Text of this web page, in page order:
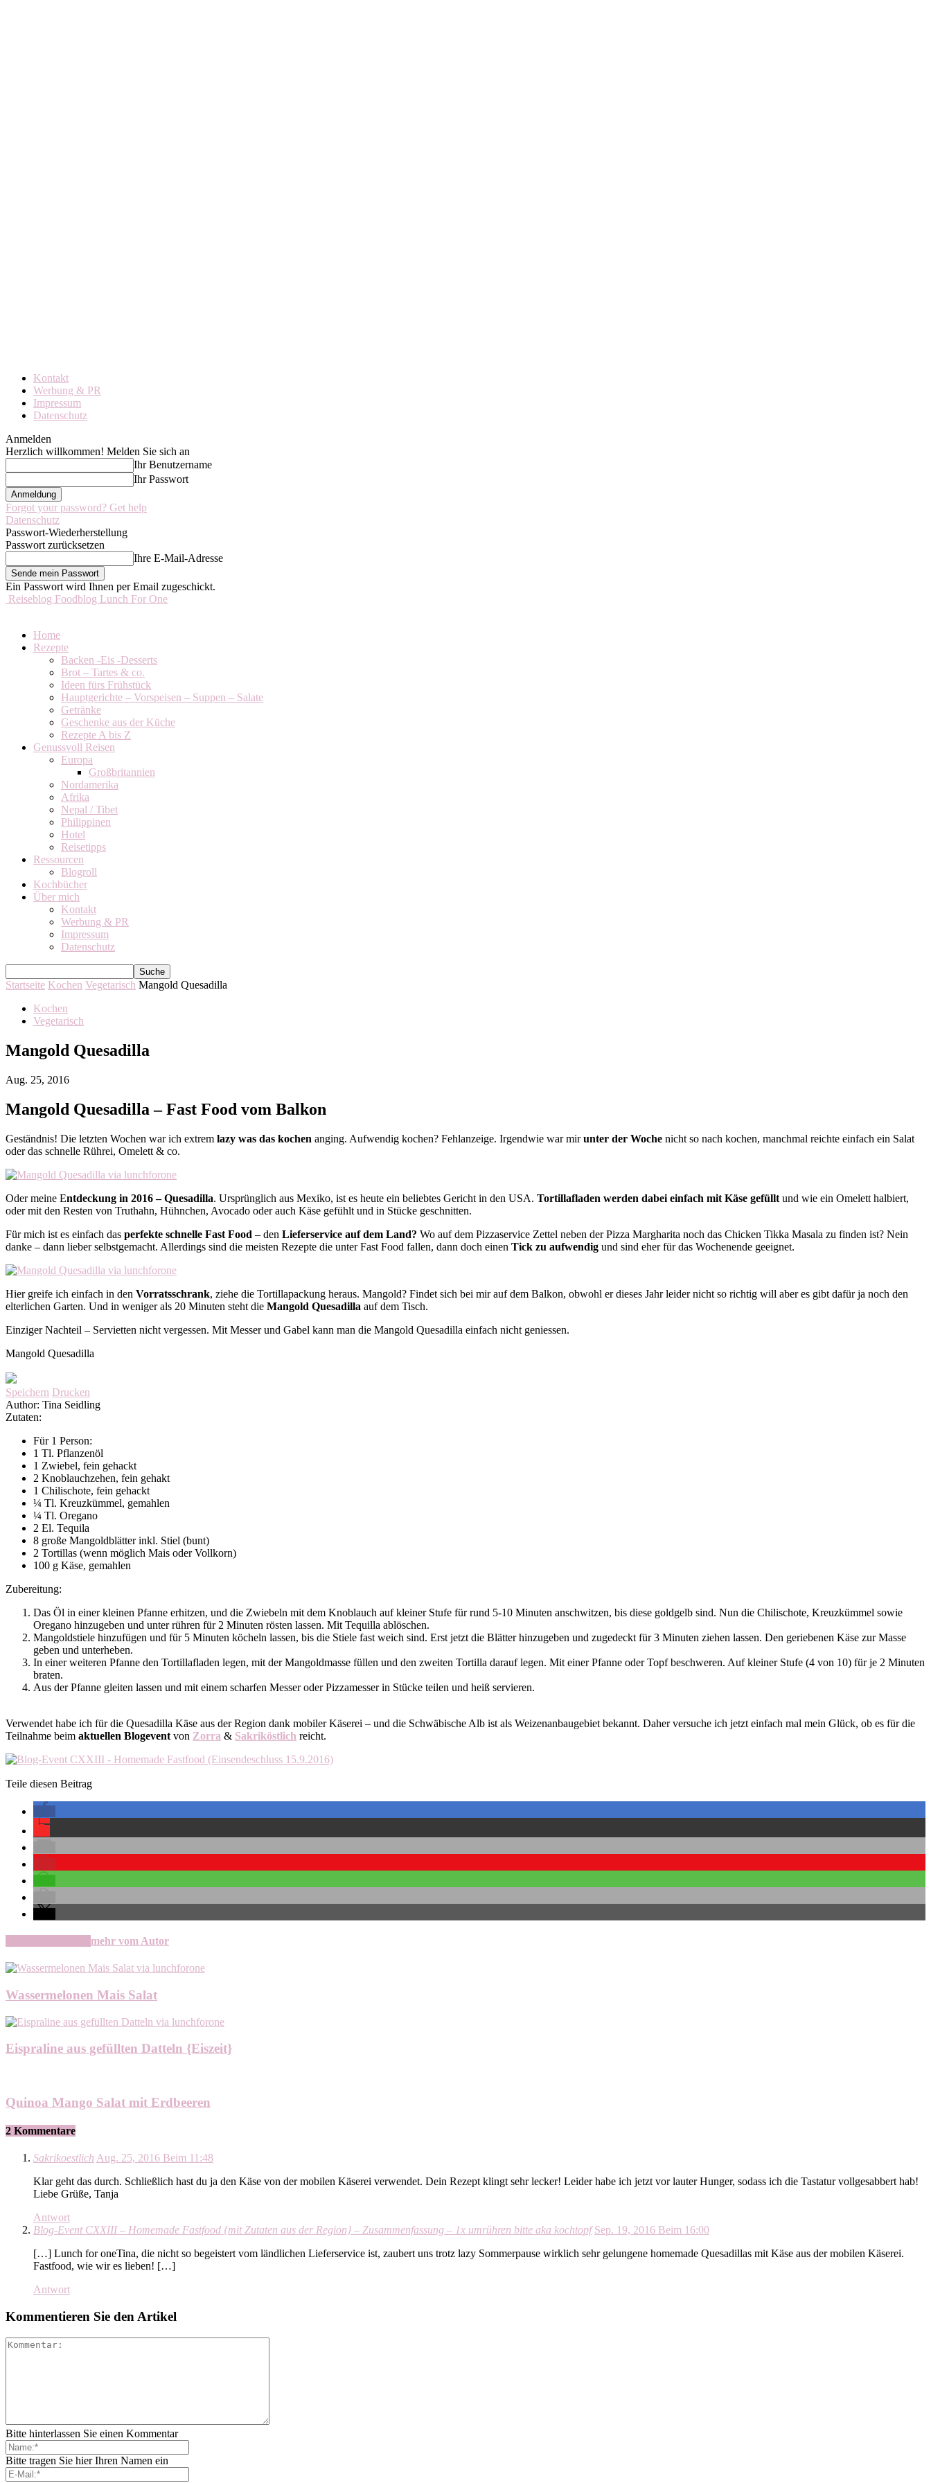
Kontakt
Werbung & PR
Impressum
Datenschutz
Anmelden
Herzlich willkommen! Melden Sie sich an
Ihr Benutzername
Ihr Passwort
Forgot your password? Get help
Datenschutz
Passwort-Wiederherstellung
Passwort zurücksetzen
Ihre E-Mail-Adresse
Ein Passwort wird Ihnen per Email zugeschickt.
Reiseblog Foodblog Lunch For One
Home
Rezepte
Backen -Eis -Desserts
Brot – Tartes & co.
Ideen fürs Frühstück
Hauptgerichte – Vorspeisen – Suppen – Salate
Getränke
Geschenke aus der Küche
Rezepte A bis Z
Genussvoll Reisen
Europa
Großbritannien
Nordamerika
Afrika
Nepal / Tibet
Philippinen
Hotel
Reisetipps
Ressourcen
Blogroll
Kochbücher
Über mich
Kontakt
Werbung & PR
Impressum
Datenschutz
Startseite Kochen Vegetarisch Mangold Quesadilla
Kochen
Vegetarisch
Mangold Quesadilla
Aug. 25, 2016
Mangold Quesadilla – Fast Food vom Balkon
Geständnis! Die letzten Wochen war ich extrem lazy was das kochen anging. Aufwendig kochen? Fehlanzeige. Irgendwie war mirunter der Woche nicht so nach kochen, manchmal reichte einfach ein Salat
oder das schnelle Rührei, Omelett & co.
Oder meine Entdeckung in 2016 – Quesadilla. Ursprünglich aus Mexiko, ist es heute ein beliebtes Gericht in den USA. Tortillafladen werden dabei einfach mit Käse gefüllt und wie ein Omelett halbiert,
oder mit den Resten von Truthahn, Hühnchen, Avocado oder auch Käse gefühlt und in Stücke geschnitten.
Für mich ist es einfach das perfekte schnelle Fast Food – den Lieferservice auf dem Land? Wo auf dem Pizzaservice Zettel neben der Pizza Margharita noch das Chicken Tikka Masala zu finden ist? Nein
danke – dann lieber selbstgemacht. Allerdings sind die meisten Rezepte die unter Fast Food fallen, dann doch einen Tick zu aufwendig und sind eher für das Wochenende geeignet.
Hier greife ich einfach in den Vorratsschrank, ziehe die Tortillapackung heraus. Mangold? Findet sich bei mir auf dem Balkon, obwohl er dieses Jahr leider nicht so richtig will aber es gibt dafür ja noch den
elterlichen Garten. Und in weniger als 20 Minuten steht die Mangold Quesadilla auf dem Tisch.
Einziger Nachteil – Servietten nicht vergessen. Mit Messer und Gabel kann man die Mangold Quesadilla einfach nicht geniessen.
Mangold Quesadilla
Speichern Drucken
Author: Tina Seidling
Zutaten:
Für 1 Person:
1 Tl. Pflanzenöl
1 Zwiebel, fein gehackt
2 Knoblauchzehen, fein gehakt
1 Chilischote, fein gehackt
¼ Tl. Kreuzkümmel, gemahlen
¼ Tl. Oregano
2 El. Tequila
8 große Mangoldblätter inkl. Stiel (bunt)
2 Tortillas (wenn möglich Mais oder Vollkorn)
100 g Käse, gemahlen
Zubereitung:
Das Öl in einer kleinen Pfanne erhitzen, und die Zwiebeln mit dem Knoblauch auf kleiner Stufe für rund 5-10 Minuten anschwitzen, bis diese goldgelb sind. Nun die Chilischote, Kreuzkümmel sowie
Oregano hinzugeben und unter rühren für 2 Minuten rösten lassen. Mit Tequilla ablöschen.
Mangoldstiele hinzufügen und für 5 Minuten köcheln lassen, bis die Stiele fast weich sind. Erst jetzt die Blätter hinzugeben und zugedeckt für 3 Minuten ziehen lassen. Den geriebenen Käse zur Masse
geben und unterheben.
In einer weiteren Pfanne den Tortillafladen legen, mit der Mangoldmasse füllen und den zweiten Tortilla darauf legen. Mit einer Pfanne oder Topf beschweren. Auf kleiner Stufe (4 von 10) für je 2 Minuten
braten.
Aus der Pfanne gleiten lassen und mit einem scharfen Messer oder Pizzamesser in Stücke teilen und heiß servieren.
Verwendet habe ich für die Quesadilla Käse aus der Region dank mobiler Käserei – und die Schwäbische Alb ist als Weizenanbaugebiet bekannt. Daher versuche ich jetzt einfach mal mein Glück, ob es für die
Teilnahme beim aktuellen Blogevent von Zorra & Sakriköstlich reicht.
Teile diesen Beitrag
mehr vom Autor
Wassermelonen Mais Salat
Eispraline aus gefüllten Datteln {Eiszeit}
Quinoa Mango Salat mit Erdbeeren
2 Kommentare
Sakrikoestlich Aug. 25, 2016 Beim 11:48
Klar geht das durch. Schließlich hast du ja den Käse von der mobilen Käserei verwendet. Dein Rezept klingt sehr lecker! Leider habe ich jetzt vor lauter Hunger, sodass ich die Tastatur vollgesabbert hab!
Liebe Grüße, Tanja
Antwort
Blog-Event CXXIII – Homemade Fastfood {mit Zutaten aus der Region} – Zusammenfassung – 1x umrühren bitte aka kochtopf Sep. 19, 2016 Beim 16:00
[…] Lunch for oneTina, die nicht so begeistert vom ländlichen Lieferservice ist, zaubert uns trotz lazy Sommerpause wirklich sehr gelungene homemade Quesadillas mit Käse aus der mobilen Käserei.
Fastfood, wie wir es lieben! […]
Antwort
Kommentieren Sie den Artikel
Bitte hinterlassen Sie einen Kommentar
Bitte tragen Sie hier Ihren Namen ein